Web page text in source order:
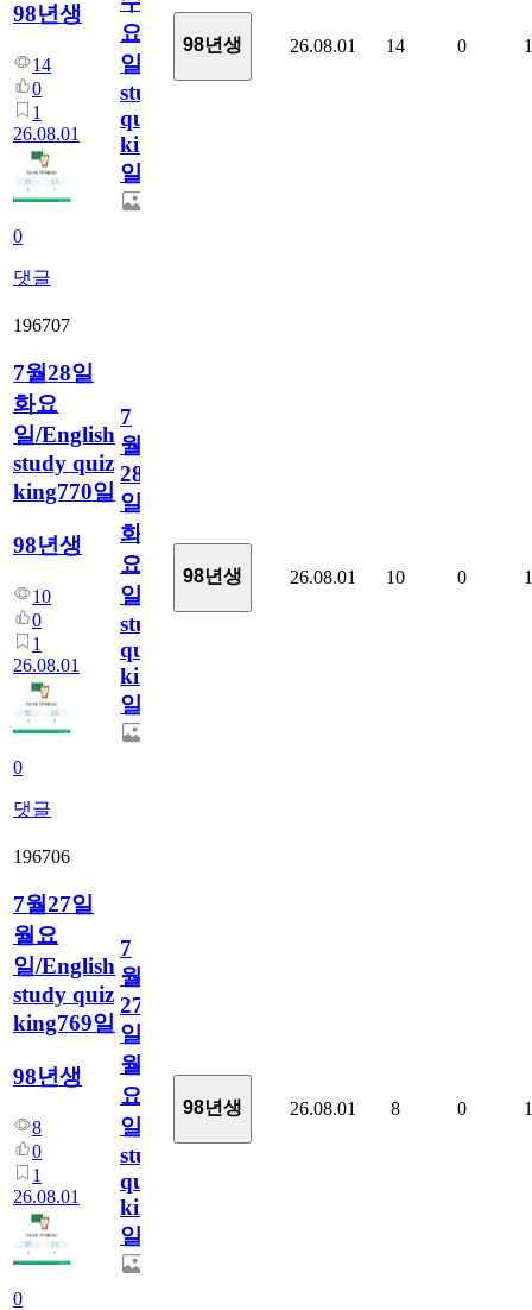
98년생
14
0
1
26.08.01
0
댓글
요
일/English
study
quiz
king771
일
98년생 26.08.01 14 0 1
196707
7월28일
화요
일/English
study quiz
king770일
98년생
10
0
1
26.08.01
0
댓글
7
월
28
일
화
요
일/English
study
quiz
king770
일
98년생 26.08.01 10 0 1
196706
7월27일
월요
일/English
study quiz
king769일
98년생
8
0
1
26.08.01
0
7
월
27
일
월
요
일/English
study
quiz
king769
일
98년생 26.08.01 8 0 1